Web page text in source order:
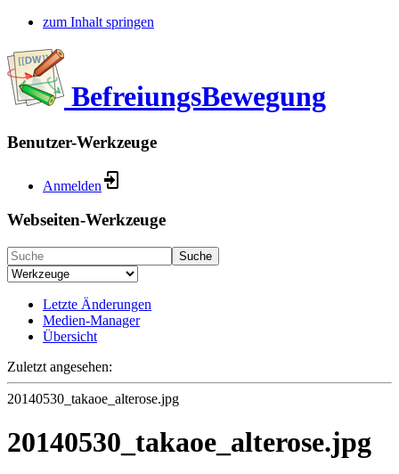
zum Inhalt springen
BefreiungsBewegung
Benutzer-Werkzeuge
Anmelden
Webseiten-Werkzeuge
Suche
Letzte Änderungen
Medien-Manager
Übersicht
Zuletzt angesehen:
20140530_takaoe_alterose.jpg
20140530_takaoe_alterose.jpg